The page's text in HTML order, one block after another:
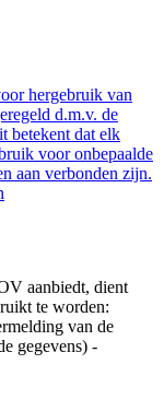
hergebruik van
d.m.v. de
betekent dat elk
voor onbepaalde
aan verbonden zijn.
aanbiedt, dient
te worden:
van de
gegevens) -